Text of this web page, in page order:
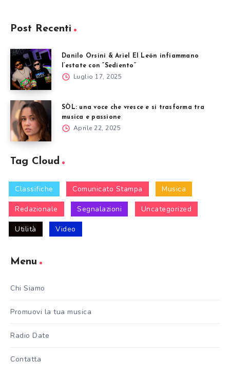
Post Recenti
Danilo Orsini & Ariel El León infiammano
l’estate con “Sediento”
Luglio 17, 2025
SÒL: una voce che vresce e si trasforma tra
musica e passione
Aprile 22, 2025
Tag Cloud
Classifiche Comunicato Stampa Musica
Redazionale Segnalazioni Uncategorized
Utilità Video
Menu
Chi Siamo
Promuovi la tua musica
Radio Date
Contatta